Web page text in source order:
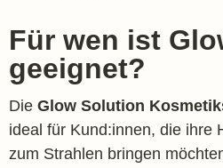
Für wen ist
geeignet?
Die Glow Solution
ideal für Kund:innen, die ihre
zum Strahlen bringen